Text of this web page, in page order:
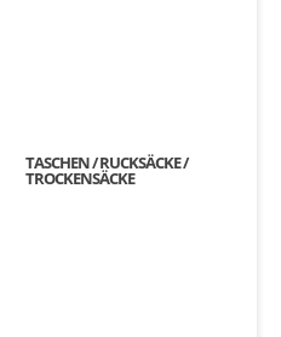
TASCHEN / RUCKSÄCKE /
TROCKENSÄCKE